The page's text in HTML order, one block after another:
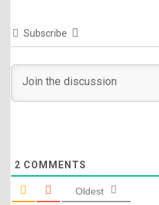
Subscribe
2 COMMENTS
Oldest